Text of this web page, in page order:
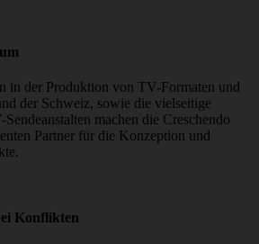
in der Produktion von TV-Formaten und
der Schweiz, sowie die vielseitige
machen die Creschendo
Partner für die Konzeption und
Konflikten